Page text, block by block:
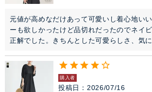
元値が高めなだけあって可愛いし着心地い
ーも欲しかったけど品切れだったのでネイ
正解でした。きちんとした可愛らしさ、気に
購入者
投稿日 2026/07/16